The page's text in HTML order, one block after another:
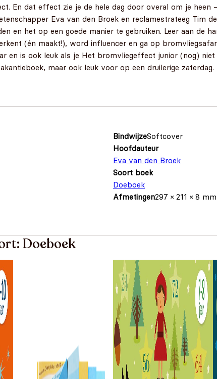
En dat effect zie je de hele dag door overal om je
Eva van den Broek en reclamestrateeg Tim
en het op een goede manier te gebruiken. Leer aan de
(én maakt!), word influencer en ga op
en is ook leuk als je Het bromvliegeffect junior (nog)
maar ook leuk voor op een druilerige zaterdag.
BindwijzeSoftcover
Hoofdauteur
Eva van den Broek
Soort boek
Doeboek
Afmetingen297 × 211 × 8 mm
Doeboek